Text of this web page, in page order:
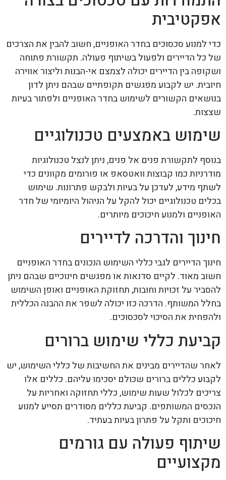
אפקטיבית
כדי למנוע סכסוכים בחדר האופניים, חשוב להבין את הצרכים
של כל הדיירים ולפעול בשיתוף פעולה. תקשורת פתוחה
ושקופה בין הדיירים יכולה לצמצם אי-הבנות וליצור אווירה
חיובית. יש לקבוע מפגשים תקופתיים שבהם ניתן לדון
בנושאים הקשורים לשימוש בחדר האופניים ולפתור בעיות
שצצות.
שימוש באמצעים טכנולוגיים
בנוסף לתקשורת פנים אל פנים, ניתן לנצל טכנולוגיות
מודרניות כמו קבוצות וואטסאפ או פורומים מקוונים כדי
לשתף מידע, לעדכן על בעיות ולבקש פתרונות. שימוש
בכלים טכנולוגיים יכול להקל על הניהול היומיומי של חדר
האופניים ולמנוע חיכוכים מיותרים.
חינוך והדרכה לדיירים
חינוך הדיירים לגבי כללי השימוש הנכונים בחדר האופניים
חשוב מאוד. לקיים סדנאות או מפגשים חינוכיים שבהם ניתן
להסביר על זכויות וחובות, תחזוקת האופניים ואופן השימוש
בחלל המשותף. הדרכה כזו יכולה לשפר את ההבנה הכללית
ולהפחית את הסיכוי לסכסוכים.
קביעת כללי שימוש ברורים
לאחר שהדיירים מבינים את החשיבות של כללי השימוש, יש
לקבוע כללים ברורים שכולם יסכימו עליהם. כללים אלו
צריכים לכלול שעות שימוש, כללי תחזוקה ואחריות על
הנכסים המשותפים. קביעת כללים מסודרים תסייע למנוע
חיכוכים ותקל על פתרון בעיות בעתיד.
שיתוף פעולה עם גורמים
מקצועיים